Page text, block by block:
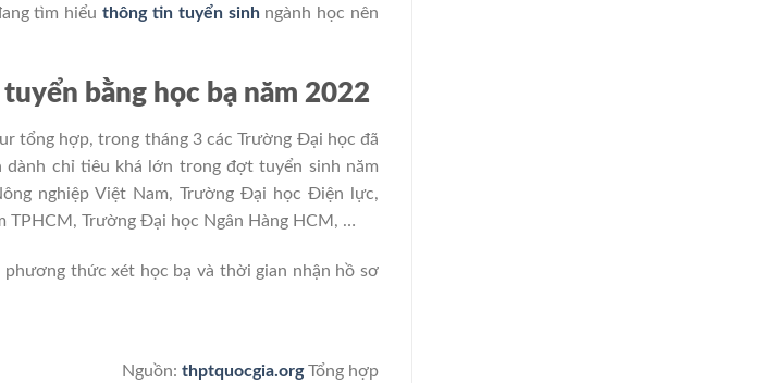
tìm hiểuthông tin tuyển sinhngành học nên
bằng học bạ năm 2022
tổng hợp, trong tháng 3 các Trường Đại học đã
chỉ tiêu khá lớn trong đợt tuyển sinh năm
nghiệp Việt Nam, Trường Đại học Điện lực,
TPHCM, Trường Đại học Ngân Hàng HCM, …
thức xét học bạ và thời gian nhận hồ sơ
Nguồn: thptquocgia.orgTổng hợp